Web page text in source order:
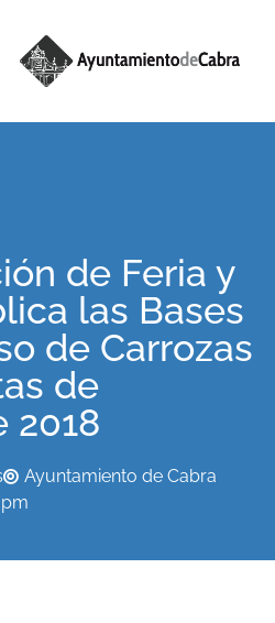
de Feria y
las Bases
de Carrozas
de
2018
Ayuntamiento de Cabra